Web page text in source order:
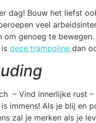
dag! Bouw het liefst
veel
om genoeg te
deze trampoline dan
– Vind innerlijke rust
immens! Als je blij en
zal je merken als je